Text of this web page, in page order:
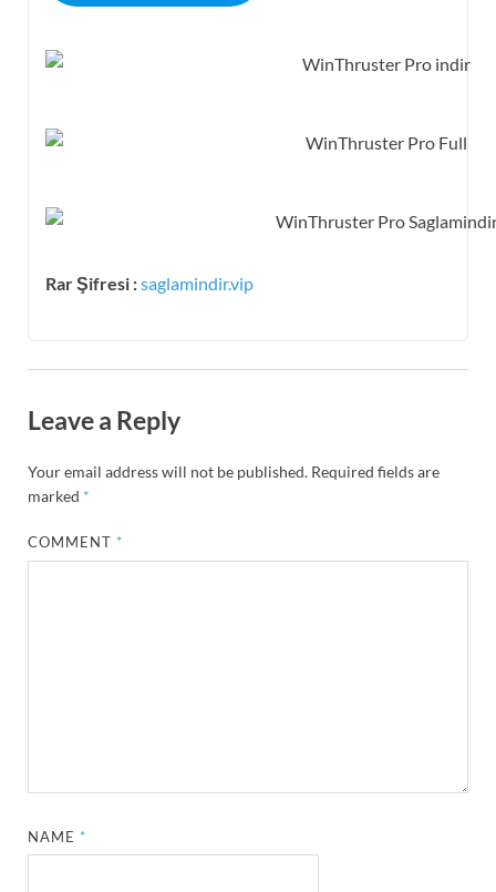
Rar Şifresi :saglamindir.vip
Leave a Reply
Your email address will not be published. Required fields are
marked *
COMMENT*
NAME*